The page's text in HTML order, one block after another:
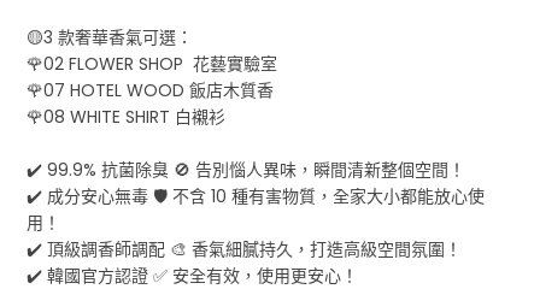
🟡3 款奢華香氣可選：
🌹02 FLOWER SHOP 花藝實驗室
🌹07 HOTEL WOOD 飯店木質香
🌹08 WHITE SHIRT 白襯衫
✔️ 99.9% 抗菌除臭 🚫 告別惱人異味，瞬間清新整個空間！
✔️ 成分安心無毒 🛡️ 不含 10 種有害物質，全家大小都能放心使
用！
✔️ 頂級調香師調配 🎨 香氣細膩持久，打造高級空間氛圍！
✔️ 韓國官方認證 ✅ 安全有效，使用更安心！